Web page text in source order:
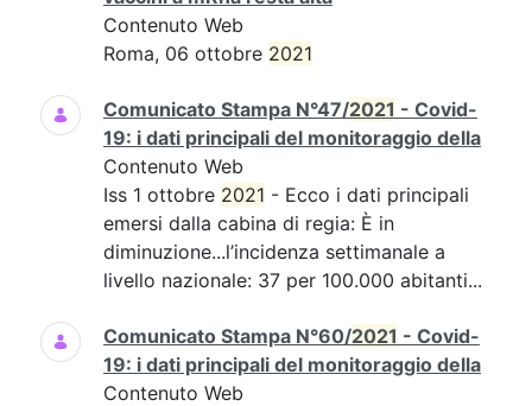
Contenuto Web
Roma, 06 ottobre 2021
Comunicato Stampa N°47/2021 - Covid-
19: i dati principali del monitoraggio della
Contenuto Web
Iss 1 ottobre 2021 - Ecco i dati principali
emersi dalla cabina di regia: È in
diminuzione...l’incidenza settimanale a
livello nazionale: 37 per 100.000 abitanti...
Comunicato Stampa N°60/2021 - Covid-
19: i dati principali del monitoraggio della
Contenuto Web